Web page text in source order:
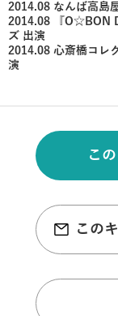
2014.08 なんば高島
2014.08 『O☆BON
ズ 出演
2014.08 心斎橋コレ
演
こ
この